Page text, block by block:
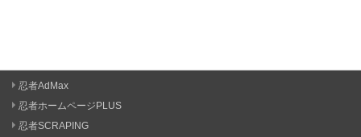
忍者AdMax
忍者ホームページPLUS
忍者SCRAPING